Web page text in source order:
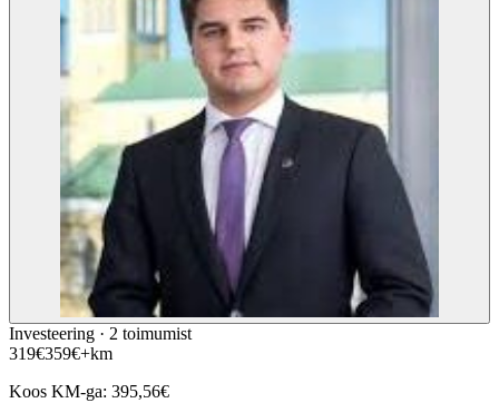
Investeering · 2 toimumist
319€359€+km
Koos KM-ga: 395,56€